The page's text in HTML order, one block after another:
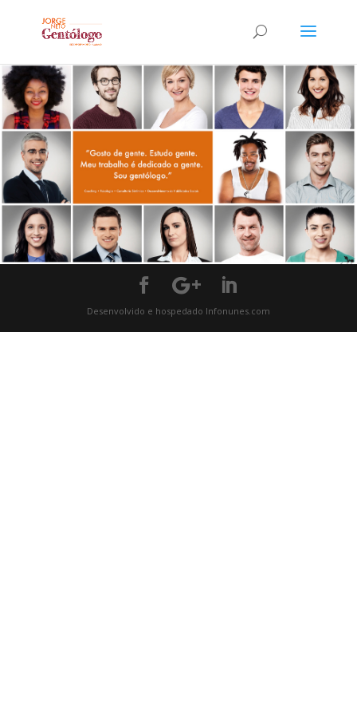
Desenvolvido e hospedado Infonunes.com